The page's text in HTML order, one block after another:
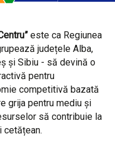
este ca Regiunea
județele Alba,
și Sibiu - să devină o
pentru
competitivă bazată
grija pentru mediu și
să contribuie la
cetățean.